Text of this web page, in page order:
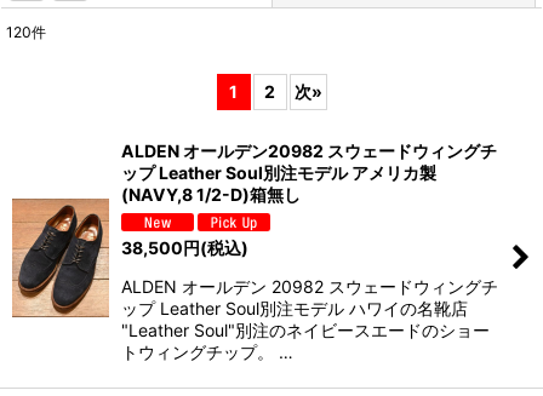
絞り込む
120件
1 2 次»
ALDEN オールデン20982 スウェードウィングチ
ップ Leather Soul別注モデル アメリカ製
(NAVY,8 1/2-D)箱無し
38,500円(税込)
ALDEN オールデン 20982 スウェードウィングチ
ップ Leather Soul別注モデル ハワイの名靴店
"Leather Soul"別注のネイビースエードのショー
トウィングチップ。 …